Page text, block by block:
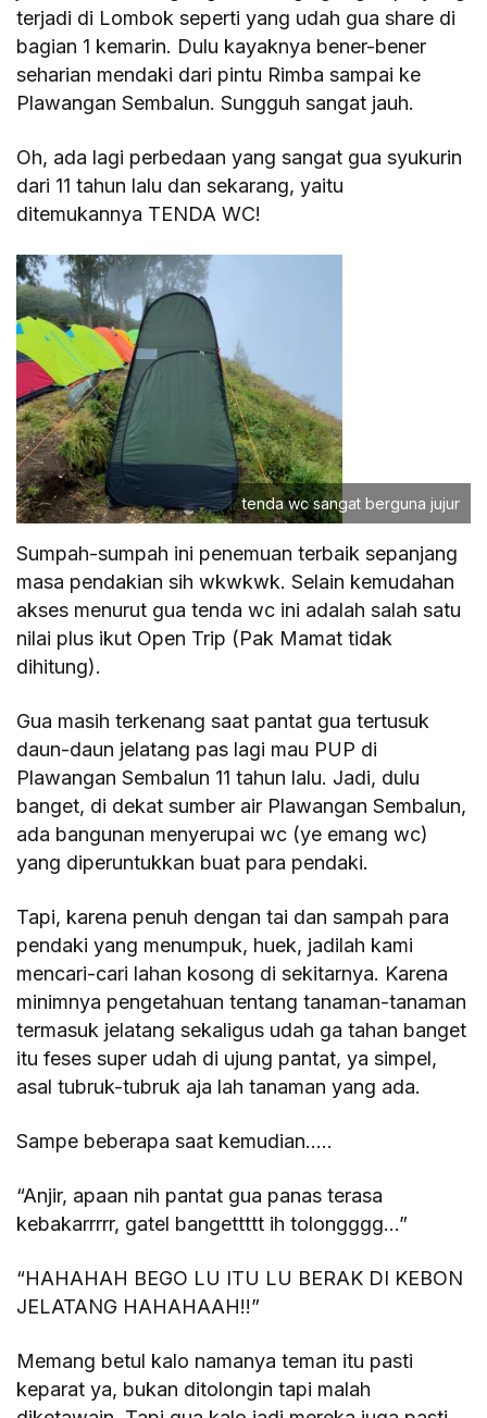
terjadi di Lombok seperti yang udah gua share di
bagian 1 kemarin. Dulu kayaknya bener-bener
seharian mendaki dari pintu Rimba sampai ke
Plawangan Sembalun. Sungguh sangat jauh.
Oh, ada lagi perbedaan yang sangat gua syukurin
dari 11 tahun lalu dan sekarang, yaitu
ditemukannya TENDA WC!
tenda wc sangat berguna jujur
Sumpah-sumpah ini penemuan terbaik sepanjang
masa pendakian sih wkwkwk. Selain kemudahan
akses menurut gua tenda wc ini adalah salah satu
nilai plus ikut Open Trip (Pak Mamat tidak
dihitung).
Gua masih terkenang saat pantat gua tertusuk
daun-daun jelatang pas lagi mau PUP di
Plawangan Sembalun 11 tahun lalu. Jadi, dulu
banget, di dekat sumber air Plawangan Sembalun,
ada bangunan menyerupai wc (ye emang wc)
yang diperuntukkan buat para pendaki.
Tapi, karena penuh dengan tai dan sampah para
pendaki yang menumpuk, huek, jadilah kami
mencari-cari lahan kosong di sekitarnya. Karena
minimnya pengetahuan tentang tanaman-tanaman
termasuk jelatang sekaligus udah ga tahan banget
itu feses super udah di ujung pantat, ya simpel,
asal tubruk-tubruk aja lah tanaman yang ada.
Sampe beberapa saat kemudian…..
“Anjir, apaan nih pantat gua panas terasa
kebakarrrrr, gatel bangettttt ih tolongggg…”
“HAHAHAH BEGO LU ITU LU BERAK DI KEBON
JELATANG HAHAHAAH!!”
Memang betul kalo namanya teman itu pasti
keparat ya, bukan ditolongin tapi malah